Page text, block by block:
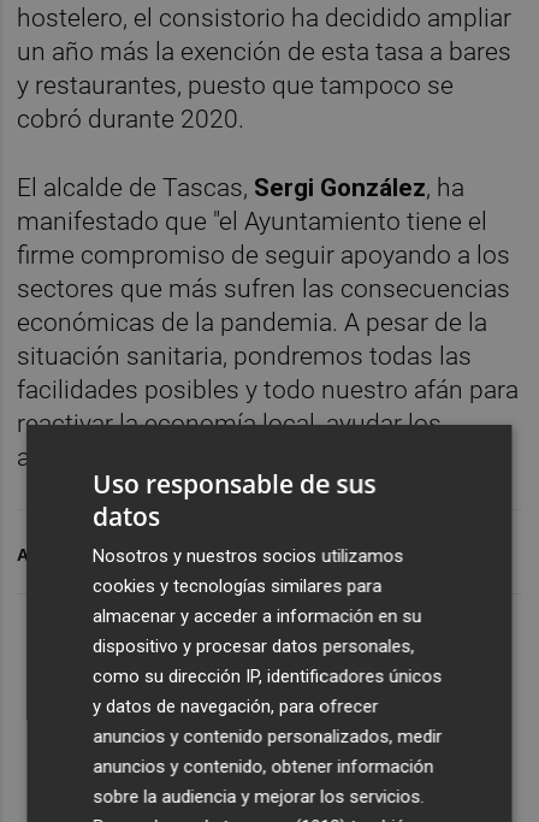
hostelero, el consistorio ha decidido ampliar
un año más la exención de esta tasa a bares
y restaurantes, puesto que tampoco se
cobró durante 2020.
El alcalde de Tascas, Sergi González, ha
manifestado que "el Ayuntamiento tiene el
firme compromiso de seguir apoyando a los
sectores que más sufren las consecuencias
económicas de la pandemia. A pesar de la
situación sanitaria, pondremos todas las
facilidades posibles y todo nuestro afán para
reactivar la economía local, ayudar los
autónomos y mantener Tascas viva".
ARCHIVADO EN VALLDIGNA
Uso responsable de sus
datos
Nosotros y nuestros socios utilizamos
cookies y tecnologías similares para
almacenar y acceder a información en su
dispositivo y procesar datos personales,
como su dirección IP, identificadores únicos
y datos de navegación, para ofrecer
anuncios y contenido personalizados, medir
anuncios y contenido, obtener información
sobre la audiencia y mejorar los servicios.